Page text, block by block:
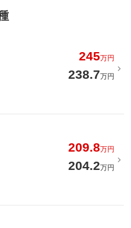
245万円
238.7万円
209.8万円
204.2万円